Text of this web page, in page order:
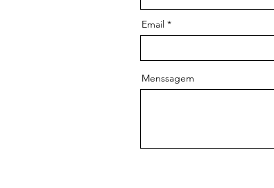
Email
Menssagem